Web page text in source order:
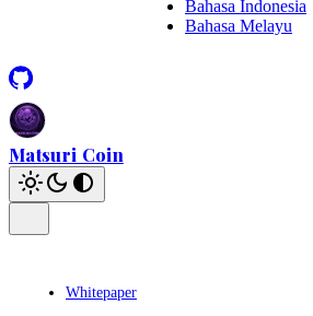
Bahasa Indonesia
Bahasa Melayu
Matsuri Coin
Whitepaper